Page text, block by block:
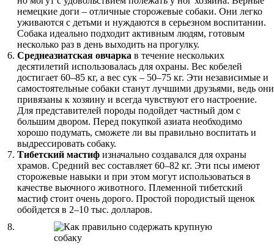
немецкие доги – отличные сторожевые собаки. Они легко
уживаются с детьми и нуждаются в серьезном воспитании.
Собака идеально подходит активным людям, готовым
несколько раз в день выходить на прогулку.
Среднеазиатская овчарка в течение нескольких
десятилетий использовалась для охраны. Вес кобелей
достигает 60–85 кг, а вес сук – 50–75 кг. Эти независимые и
самостоятельные собаки станут лучшими друзьями, ведь они
привязаны к хозяину и всегда чувствуют его настроение.
Для представителей породы подойдет частный дом с
большим двором. Перед покупкой азиата необходимо
хорошо подумать, сможете ли вы правильно воспитать и
выдрессировать собаку.
Тибетский мастиф изначально создавался для охраны
храмов. Средний вес составляет 60–82 кг. Эти псы имеют
сторожевые навыки и при этом могут использоваться в
качестве вьючного животного. Племенной тибетский
мастиф стоит очень дорого. Простой породистый щенок
обойдется в 2–10 тыс. долларов.